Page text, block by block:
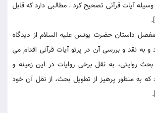
آيات قرآنى تصحيح كرد . مطالبى دارد كه قابل
مفصل داستان حضرت يونس عليه السلام از ديدگاه
به نقد و بررسى آن در پرتو آيات قرآنى اقدام می
روايتى، به نقل برخى روايات در اين زمينه و
كه به منظور پرهيز از تطويل بحث، از نقل آن خود